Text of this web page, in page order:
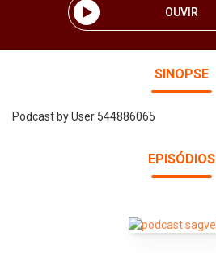
OUVIR
SINOPSE
Podcast by User 544886065
EPISÓDIOS